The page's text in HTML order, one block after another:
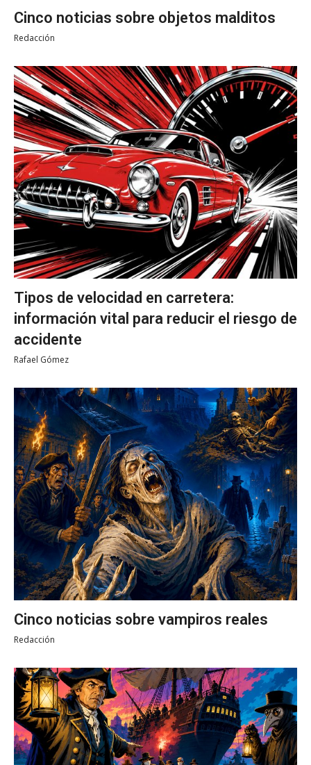
Cinco noticias sobre objetos malditos
Redacción
Tipos de velocidad en carretera:
información vital para reducir el riesgo de
accidente
Rafael Gómez
Cinco noticias sobre vampiros reales
Redacción